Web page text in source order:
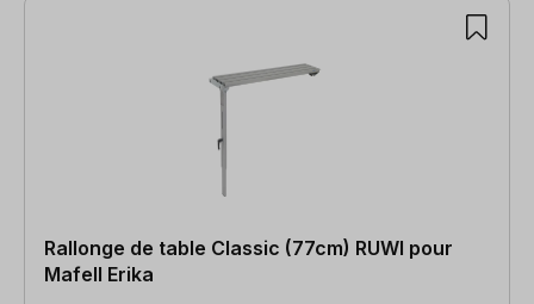
Rallonge de table Classic (77cm) RUWI pour
Mafell Erika